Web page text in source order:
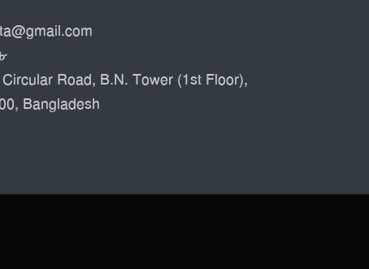
Circular Road, B.N. Tower (1st Floor),
Bangladesh